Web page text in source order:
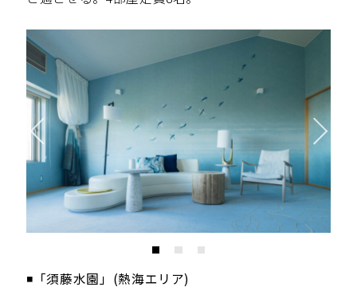
◾️「須藤水園」(熱海エリア)